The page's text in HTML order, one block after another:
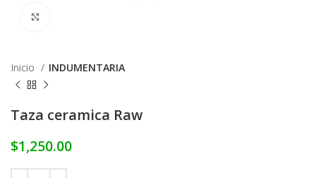
Inicio INDUMENTARIA
Taza ceramica Raw
$1,250.00